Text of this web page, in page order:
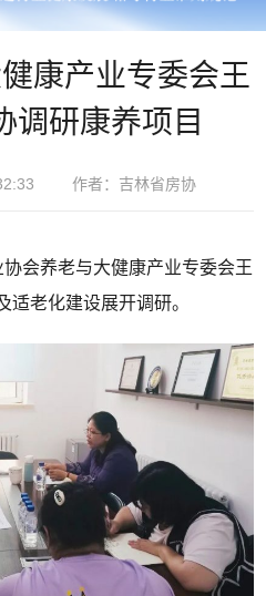
康产业专委会王
调研康养项目
作者：吉林省房协
会养老与大健康产业专委会王
适老化建设展开调研。